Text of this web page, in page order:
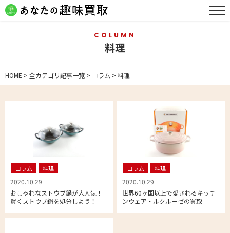
COLUMN
料理
HOME > 全カテゴリ記事一覧 > コラム > 料理
コラム 料理
2020.10.29
おしゃれなストウブ鍋が大人気！
賢くストウブ鍋を処分しよう！
コラム 料理
2020.10.29
世界60ヶ国以上で愛されるキッチ
ンウェア・ルクルーゼの買取